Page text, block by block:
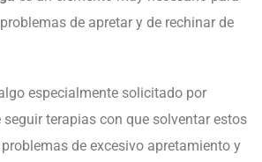
de apretar y de rechinar de
especialmente solicitado por
terapias con que solventar estos
de excesivo apretamiento y